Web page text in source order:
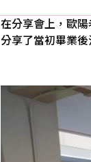
在分享會上，歐
分享了當初畢業